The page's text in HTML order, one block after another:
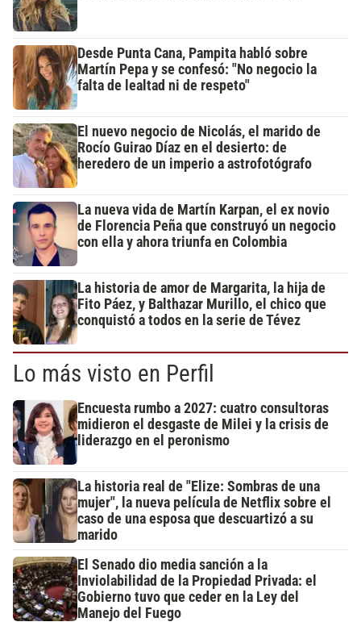
Desde Punta Cana, Pampita habló sobre
Martín Pepa y se confesó: "No negocio la
falta de lealtad ni de respeto"
El nuevo negocio de Nicolás, el marido de
Rocío Guirao Díaz en el desierto: de
heredero de un imperio a astrofotógrafo
La nueva vida de Martín Karpan, el ex novio
de Florencia Peña que construyó un negocio
con ella y ahora triunfa en Colombia
La historia de amor de Margarita, la hija de
Fito Páez, y Balthazar Murillo, el chico que
conquistó a todos en la serie de Tévez
Lo más visto en Perfil
Encuesta rumbo a 2027: cuatro consultoras
midieron el desgaste de Milei y la crisis de
liderazgo en el peronismo
La historia real de "Elize: Sombras de una
mujer", la nueva película de Netflix sobre el
caso de una esposa que descuartizó a su
marido
El Senado dio media sanción a la
Inviolabilidad de la Propiedad Privada: el
Gobierno tuvo que ceder en la Ley del
Manejo del Fuego